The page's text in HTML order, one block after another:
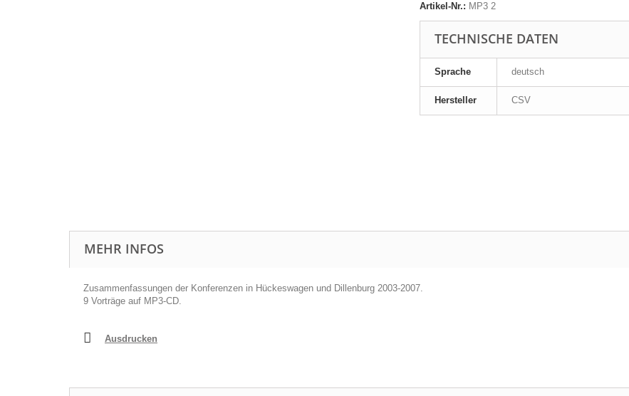
Artikel-Nr.: MP3 2
TECHNISCHE DATEN
Sprache deutsch
Hersteller CSV
MEHR INFOS
Zusammenfassungen der Konferenzen in Hückeswagen und Dillenburg 2003-2007.
9 Vorträge auf MP3-CD.
Ausdrucken